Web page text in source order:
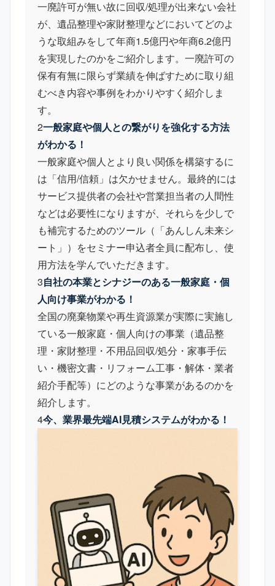
一廃許可が無い故に回収/処理が出来ない会社
が、遺品整理や家財整理などにおいてどのよ
うな取組みをして年商1.5億円や年商6.2億円
を実現したのかをご紹介します。一廃許可の
保有有無に限らず業績を伸ばすために取り組
むべき内容や事例をわかりやすく紹介しま
す。
2一般家庭や個人との繋がりを強化する方法
がわかる！
一般家庭や個人とより良い関係を構築するに
は「信用/信頼」は欠かせません。最終的には
サービス提供者の会社や営業担当者の人間性
などは必要性になりますが、それらを少しで
も補完するためのツール（「あんしん未来シ
ート」）をセミナー申込者全員に配布し、使
用方法を学んでいただきます。
3自社の本業とシナジーのある一般家庭・個
人向け事業がわかる！
全国の廃棄物業や再生資源業が実際に実施し
ている一般家庭・個人向けの事業（遺品整
理・家財整理・不用品回収/処分・家事手伝
い・機密文書・リフォーム工事・解体・業者
紹介手配等）にどのような事業があるのかを
紹介します。
4今、業界最先端AI見積システムがわかる！